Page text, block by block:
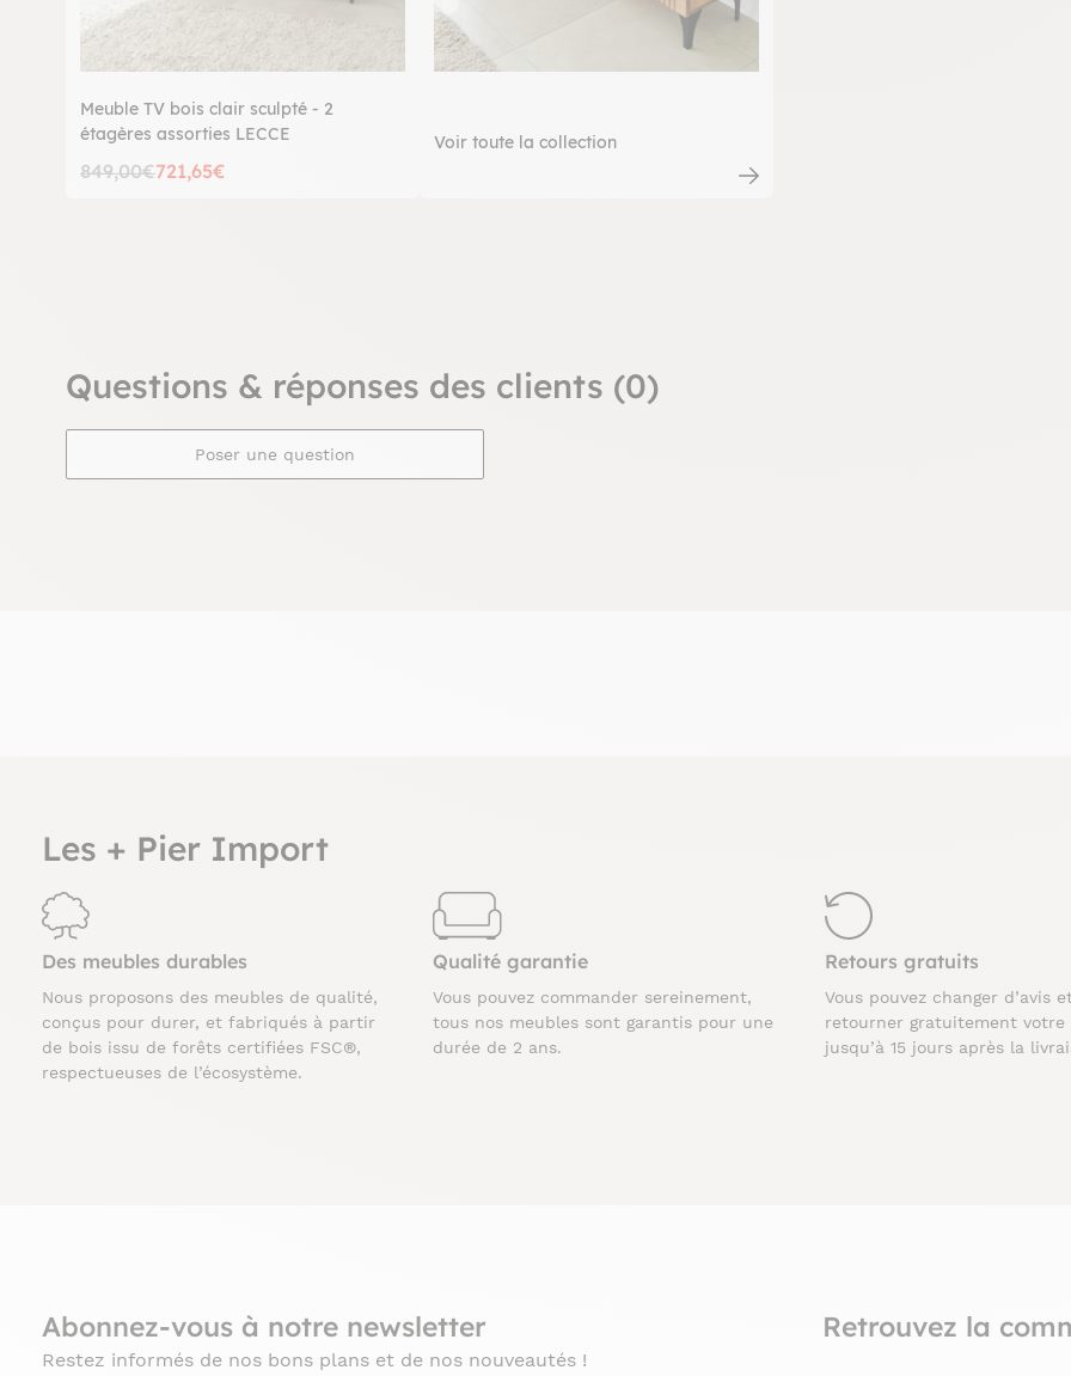
Meuble TV bois clair sculpté - 2
étagères assorties LECCE
849,00€721,65€
Voir toute la collection
Questions & réponses des clients (0)
Poser une question
Les + Pier Import
Des meubles durables
Nous proposons des meubles de qualité,
conçus pour durer, et fabriqués à partir
de bois issu de forêts certifiées FSC®,
respectueuses de l’écosystème.
Qualité garantie
Vous pouvez commander sereinement,
tous nos meubles sont garantis pour une
durée de 2 ans.
Retours gratuits
Vous pouvez changer d’avis
retourner gratuitement votre
jusqu’à 15 jours après la
Abonnez-vous à notre newsletter
Restez informés de nos bons plans et de nos nouveautés !
Retrouvez la